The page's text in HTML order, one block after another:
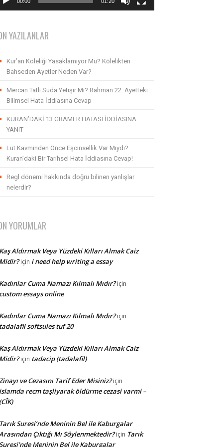
YAZILANLAR
Kur’an Köleliği Yasaklamıyor Mu? Kölelikten
Bahseden Ayetler Neden Var?
Mercan Tatlı Suda Yetişir Mi? Rahman 22. Ayetteki
Bilimsel Hata İddiasına Cevap
KURAN’DAKİ 13 GRAMER HATASI İDDİASINA
YANIT
Lut Kavminden Önce Eşcinsellik Var Mıydı?
Kuran’daki Bir Tarihsel Hata İddiasına Cevap!
Regl dönemi hakkında doğru bilinen yanlışlar
nelerdir?
YORUMLAR
Aldırmak Veya Yüzdeki Kılları Almak Caiz
için i need help writing a essay
Cuma Namazı Kılmalı Mıdır?için
essays online
Cuma Namazı Kılmalı Mıdır?için
softsules tuf 20
Aldırmak Veya Yüzdeki Kılları Almak Caiz
için tadacip (tadalafil)
ve Cezasını Tarif Eder Misiniz?için
recm taşliyarak öldürme cezasi varmi –
Suresi’nde Meninin Bel ile Kaburgalar
Çıktığı Mı Söylenmektedir?için Tarık
Meninin Bel ile Kaburgalar